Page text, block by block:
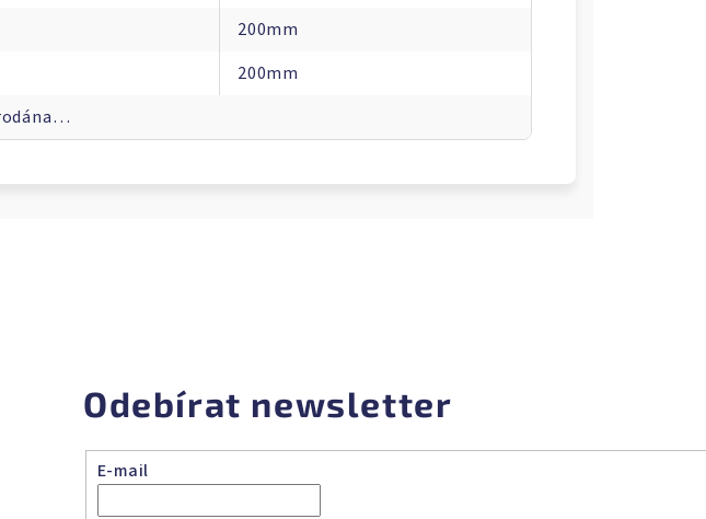
200mm
200mm
Odebírat newsletter
E-mail